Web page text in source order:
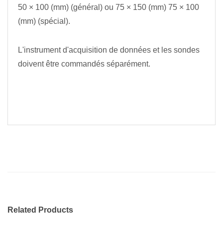
50 × 100 (mm) (général) ou 75 × 150 (mm) 75 × 100
(mm) (spécial).
L'instrument d'acquisition de données et les sondes
doivent être commandés séparément.
Related Products